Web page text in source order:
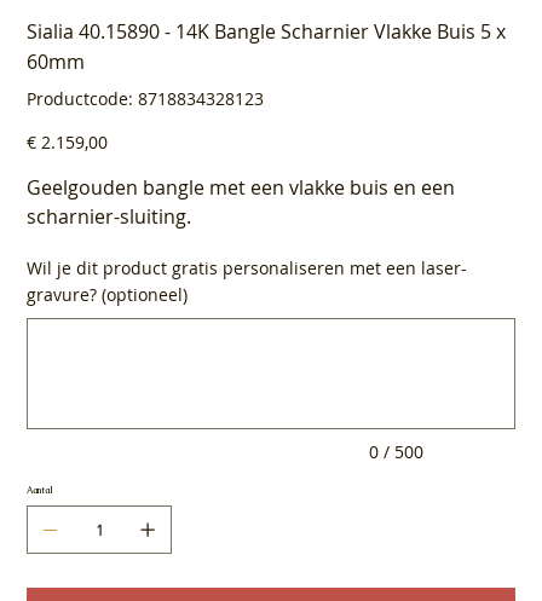
Sialia 40.15890 - 14K Bangle Scharnier Vlakke Buis 5 x
60mm
Productcode: Productcode
8718834328123
8718834328123
Prijs
€ 2.159,00
Geelgouden bangle met een vlakke buis en een
scharnier-sluiting.
Wil je dit product gratis personaliseren met een laser-
gravure? (optioneel)
0 / 500
Aantal